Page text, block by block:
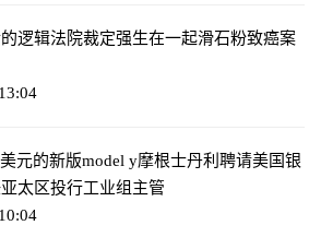
逻辑法院裁定强生在一起滑石粉致癌案
元的新版model y摩根士丹利聘请美国银
太区投行工业组主管